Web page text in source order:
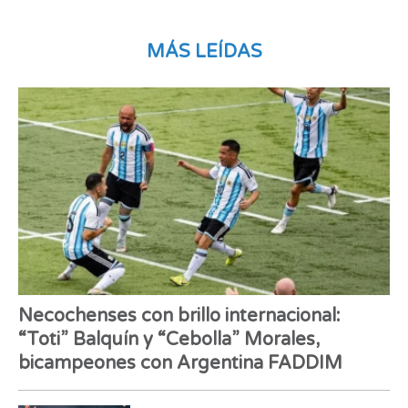
MÁS LEÍDAS
Necochenses con brillo internacional:
“Toti” Balquín y “Cebolla” Morales,
bicampeones con Argentina FADDIM